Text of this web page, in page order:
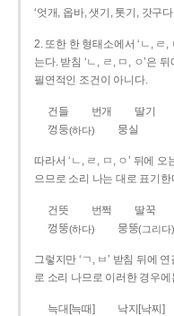
‘엇개, 옵바, 샛기, 톳기, 갓구
2. 또한 한 형태소에서 ‘ㄴ, ㄹ,
는다. 받침 ‘ㄴ, ㄹ, ㅁ, ㅇ’은
필연적인 조건이 아니다.
건들 번개 딸기
껑둥(하다) 뭉실
따라서 ‘ㄴ, ㄹ, ㅁ, ㅇ’ 뒤에
으므로 소리 나는 대로 표기한
건뜻 번쩍 딸꾹
껑뚱(하다) 뭉뚱(그리다)
그렇지만 ‘ㄱ, ㅂ’ 받침 뒤에
로 소리 나므로 이러한 경우
늑대[늑때] 낙지[낙찌]